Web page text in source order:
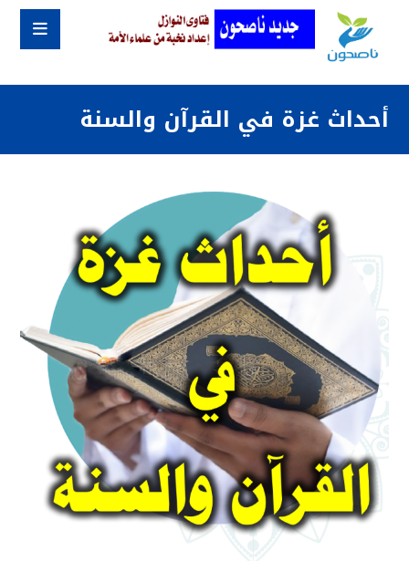
أحداث غزة في القرآن والسنة